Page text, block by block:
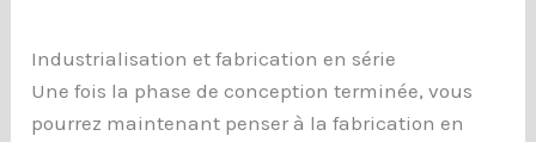
Industrialisation et fabrication en série
Une fois la phase de conception terminée, vous
pourrez maintenant penser à la fabrication en